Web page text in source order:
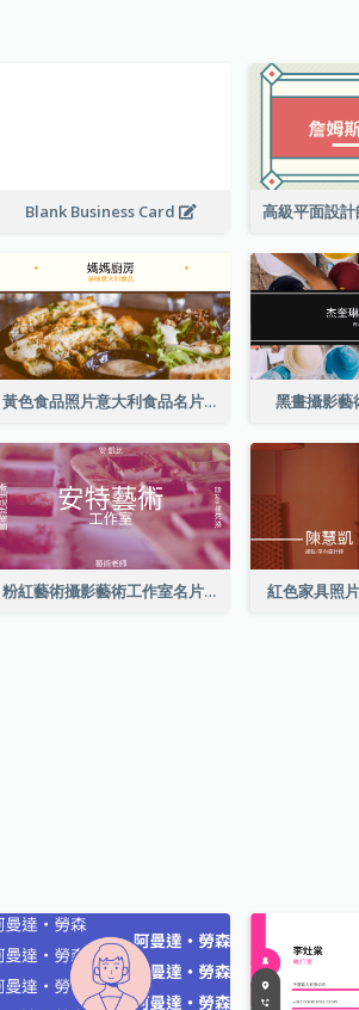
Blank Business Card
黃色食品照片意大利食品名片 黑畫攝影藝
粉紅藝術攝影藝術工作室名片 紅色家具照